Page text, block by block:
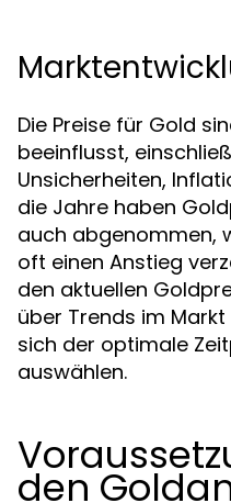
Die Preise für Gold
beeinflusst,
Unsicherheiten,
die Jahre haben
auch abgenommen,
oft einen Anstieg
den aktuellen
über Trends im
sich der optimale
auswählen.
den